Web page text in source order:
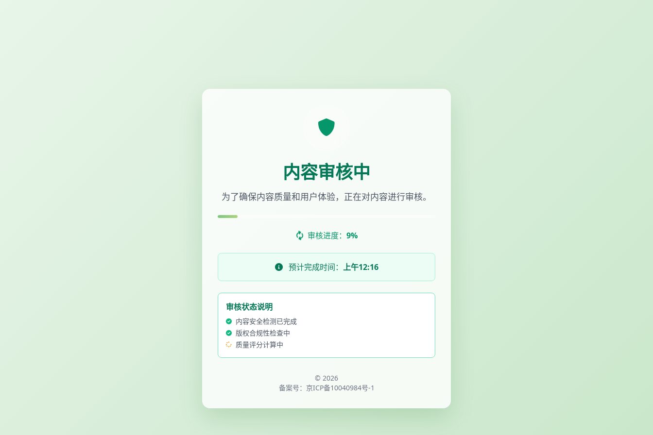
内容审核中
为了确保内容质量和用户体验，正在对内容进行审核。
审核进度： 11%
预计完成时间： 上午12:16
审核状态说明
内容安全检测已完成
版权合规性检查中
质量评分计算中
© 2026
备案号： 京ICP备10040984号-1